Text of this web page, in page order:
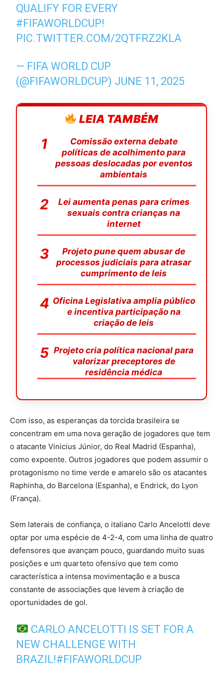
QUALIFY FOR EVERY
#FIFAWORLDCUP!
PIC.TWITTER.COM/2QTFRZ2KLA
— FIFA WORLD CUP
(@FIFAWORLDCUP) JUNE 11, 2025
LEIA TAMBÉM
Comissão externa debate
políticas de acolhimento para
pessoas deslocadas por eventos
ambientais
Lei aumenta penas para crimes
sexuais contra crianças na
internet
Projeto pune quem abusar de
processos judiciais para atrasar
cumprimento de leis
Oficina Legislativa amplia público
e incentiva participação na
criação de leis
Projeto cria política nacional para
valorizar preceptores de
residência médica
Com isso, as esperanças da torcida brasileira se
concentram em uma nova geração de jogadores que tem
o atacante Vinicius Júnior, do Real Madrid (Espanha),
como expoente. Outros jogadores que podem assumir o
protagonismo no time verde e amarelo são os atacantes
Raphinha, do Barcelona (Espanha), e Endrick, do Lyon
(França).
Sem laterais de confiança, o italiano Carlo Ancelotti deve
optar por uma espécie de 4-2-4, com uma linha de quatro
defensores que avançam pouco, guardando muito suas
posições e um quarteto ofensivo que tem como
característica a intensa movimentação e a busca
constante de associações que levem à criação de
oportunidades de gol.
CARLO ANCELOTTI IS SET FOR A
NEW CHALLENGE WITH
BRAZIL!#FIFAWORLDCUP